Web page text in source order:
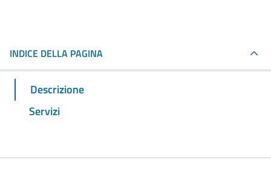
INDICE DELLA PAGINA
Descrizione
Servizi